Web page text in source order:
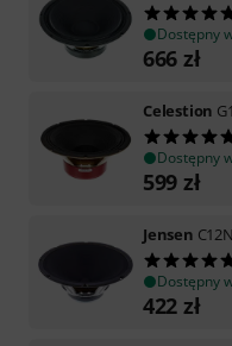
Dostępny
666 zł
Celestion
Dostępny
599 zł
Jensen
Dostępny
422 zł